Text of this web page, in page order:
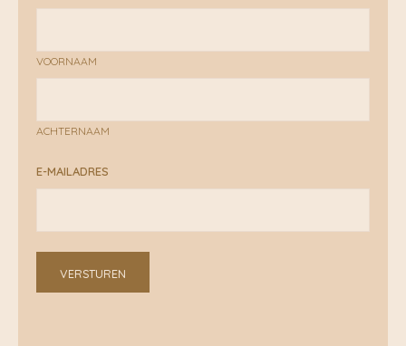
VOORNAAM
ACHTERNAAM
E-MAILADRES
VERSTUREN